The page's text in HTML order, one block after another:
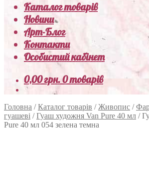
Каталог товарів
Новини
Арт-Блог
Контакти
Особистий кабінет
0,00грн.0 товарів
Головна /Каталог товарів /Живопис /
гуашеві /Гуаш художня Van Pure 40 мл /
Pure 40 мл 054 зелена темна